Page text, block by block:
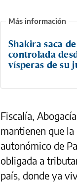
Shakira saca
controlada
vísperas de su
Fiscalía,
mantienen que
autonómico de
obligada a
país, donde ya